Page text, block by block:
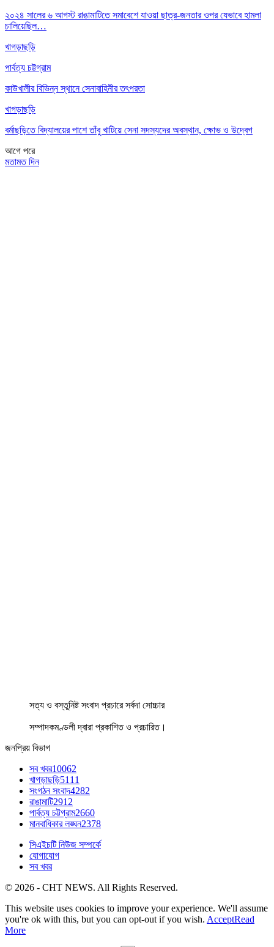
২০২৪ সালের ৬ আগস্ট রাঙামাটিতে সমাবেশে যাওয়া ছাত্র-জনতার ওপর যেভাবে হামলা
চালিয়েছিল…
খাগড়াছড়ি
পার্বত্য চট্টগ্রাম
কাউখালীর বিভিন্ন স্থানে সেনাবাহিনীর তৎপরতা
খাগড়াছড়ি
বর্মাছড়িতে বিদ্যালয়ের পাশে তাঁবু খাটিয়ে সেনা সদস্যদের অবস্থান, ক্ষোভ ও উদ্বেগ
আগে পরে
মতামত দিন
সত্য ও বস্তুনিষ্ট সংবাদ প্রচারে সর্বদা সোচ্চার
সম্পাদকমণ্ডলী দ্বারা প্রকাশিত ও প্রচারিত।
জনপ্রিয় বিভাগ
সব খবর10062
খাগড়াছড়ি5111
সংগঠন সংবাদ4282
রাঙামাটি2912
পার্বত্য চট্টগ্রাম2660
মানবাধিকার লঙ্ঘন2378
সিএইচটি নিউজ সম্পর্কে
যোগাযোগ
সব খবর
© 2026 - CHT NEWS. All Rights Reserved.
This website uses cookies to improve your experience. We'll assume
you're ok with this, but you can opt-out if you wish. AcceptRead
More